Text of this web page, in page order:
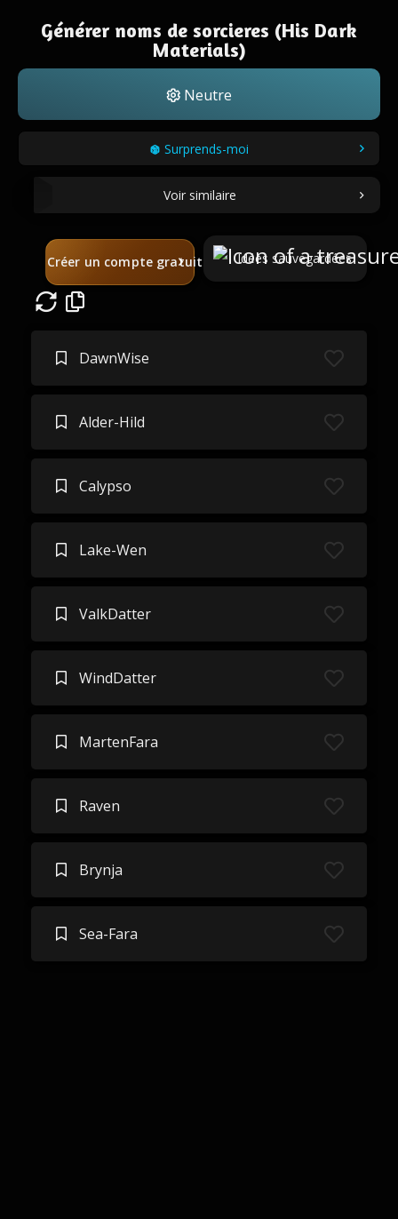
Générer noms de sorcieres (His Dark
Materials)
Neutre
Surprends-moi
Voir similaire
Créer un compte gratuit Idées sauvegardées
DawnWise
Alder-Hild
Calypso
Lake-Wen
ValkDatter
WindDatter
MartenFara
Raven
Brynja
Sea-Fara